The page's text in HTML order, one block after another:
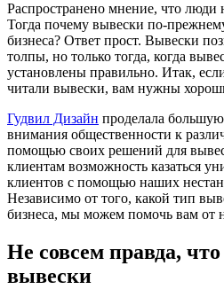
Распространено мнение, что
Тогда почему вывески по-
бизнеса? Ответ прост. Вывески
толпы, но только тогда, когда
установлены правильно. Итак,
читали вывески, вам нужны
Гудвил Дизайн проделала
внимания общественности к
помощью своих решений для
клиентам возможность казаться
клиентов с помощью наших
Независимо от того, какой тип
бизнеса, мы можем помочь вам от
Не совсем правда,
вывески